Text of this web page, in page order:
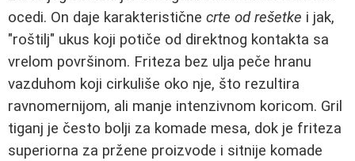
ocedi. On daje karakteristične crte od rešetke i jak,
"roštilj" ukus koji potiče od direktnog kontakta sa
vrelom površinom. Friteza bez ulja peče hranu
vazduhom koji cirkuliše oko nje, što rezultira
ravnomernijom, ali manje intenzivnom koricom. Gril
tiganj je često bolji za komade mesa, dok je friteza
superiorna za pržene proizvode i sitnije komade